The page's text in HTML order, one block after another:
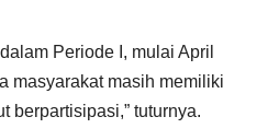
Periode I, mulai April
masyarakat masih memiliki
berpartisipasi,” tuturnya.